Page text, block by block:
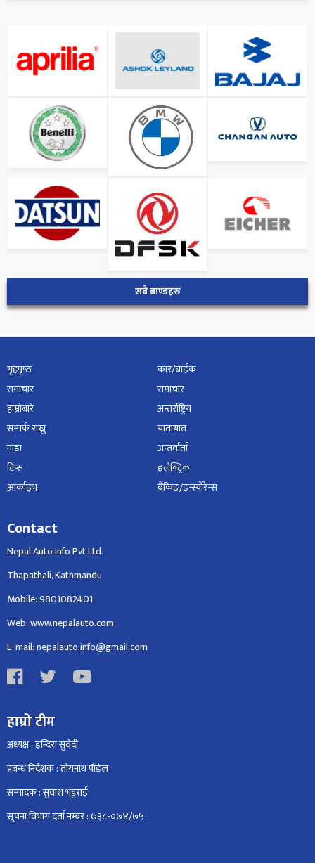
सबै ब्राण्डहरु
गृहपृष्‍ठ
समाचार
हाम्रोबारे
सम्पर्क राख्नु
नाडा
टिप्स
आर्काइभ
कार/बाईक
समाचार
अन्तर्राष्ट्रिय
यातायात
अन्तर्वार्ता
इलेक्ट्रिक
बैंकिङ/इन्स्योरेन्स
Contact
Nepal Auto Info Pvt Ltd.
Thapathali, Kathmandu
Mobile: 9801082401
Web: www.nepalauto.com
E-mail: nepalauto.info@gmail.com
हाम्रो टीम
अध्यक्ष : इन्दिरा सुवेदी
प्रबन्ध निर्देशक : तोयनाथ पौडेल
सम्पादक : सुवाश भट्टराई
सूचना विभाग दर्ता नम्बर : ७३८-०७४/७५